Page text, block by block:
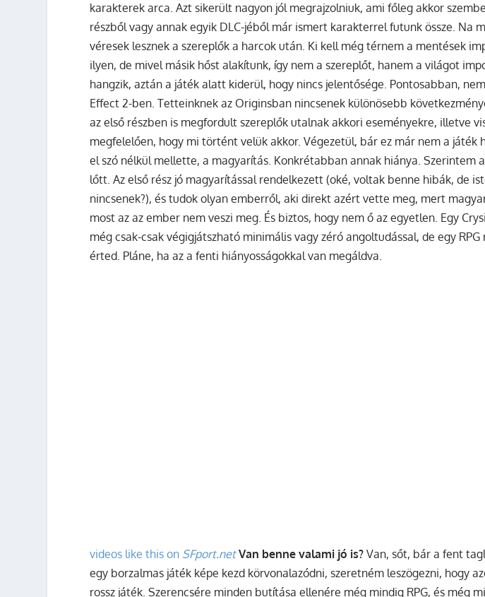
karakterek arca. Azt sikerült nagyon jól megrajzolniuk, ami főleg akkor
részből vagy annak egyik DLC-jéből már ismert karakterrel futunk össze. Na
véresek lesznek a szereplők a harcok után. Ki kell még térnem a mentések
ilyen, de mivel másik hőst alakítunk, így nem a szereplőt, hanem a világot
hangzik, aztán a játék alatt kiderül, hogy nincs jelentősége. Pontosabban,
Effect 2-ben. Tetteinknek az Originsban nincsenek különösebb
az első részben is megfordult szereplők utalnak akkori eseményekre, illetve
megfelelően, hogy mi történt velük akkor. Végezetül, bár ez már nem a játék
el szó nélkül mellette, a magyarítás. Konkrétabban annak hiánya. Szerintem
lőtt. Az első rész jó magyarítással rendelkezett (oké, voltak benne hibák, de
nincsenek?), és tudok olyan emberről, aki direkt azért vette meg, mert
most az az ember nem veszi meg. És biztos, hogy nem ő az egyetlen. Egy
még csak-csak végigjátszható minimális vagy zéró angoltudással, de egy
érted. Pláne, ha az a fenti hiányosságokkal van megáldva.
videos like this on SFport.net Van benne valami jó is? Van, sőt, bár a fent
egy borzalmas játék képe kezd körvonalazódni, szeretném leszögezni, hogy
rossz játék. Szerencsére minden butítása ellenére még mindig RPG, és még